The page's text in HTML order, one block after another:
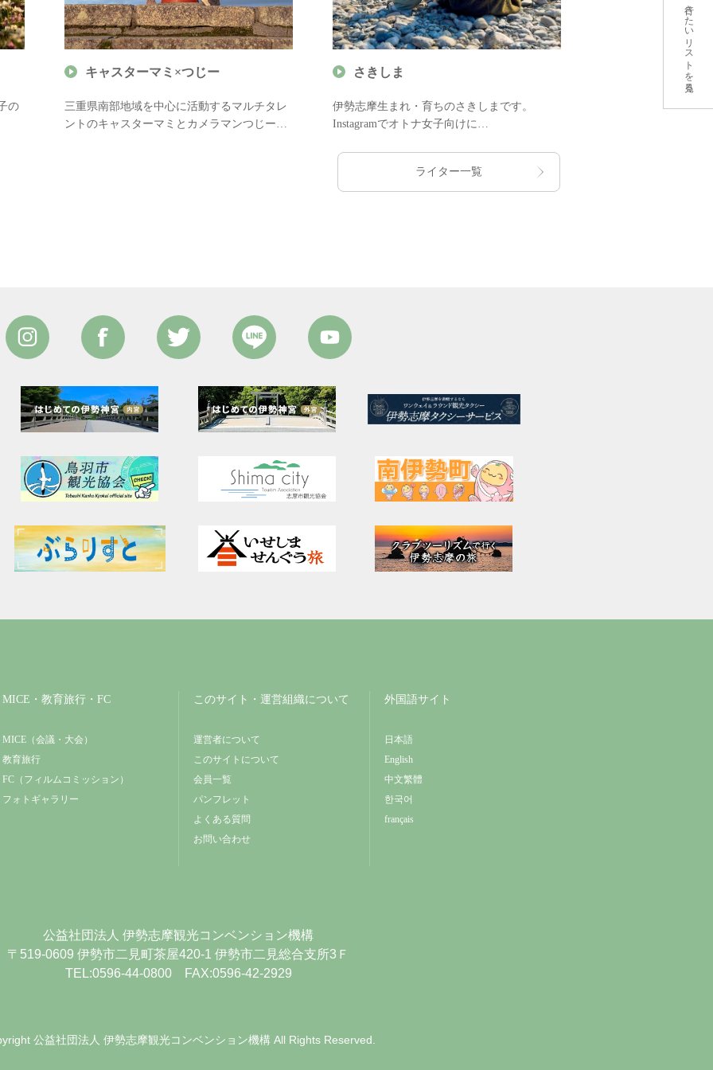
行きたいリストを見る
の
キャスターマミ×つじー
三重県南部地域を中心に活動するマルチタレ
ントのキャスターマミとカメラマンつじーが
さきしま
伊勢志摩生まれ・育ちのさきしまです。
Instagramでオトナ女子向けに
伊勢志摩の“楽しい”をぎゅっと詰めてお届け
地元の方も旅行者も楽しめる投稿をお楽しみ
シンガーソン
三重県出身シンガー
ライター一覧
MICE・教育旅行・FC
MICE（会議・大会）
教育旅行
FC（フィルムコミッション）
フォトギャラリー
このサイト・運営組織について
運営者について
このサイトについて
会員一覧
パンフレット
よくある質問
お問い合わせ
外国語サイト
日本語
English
中文繁體
한국어
français
公益社団法人 伊勢志摩観光コンベンション機構
〒519-0609 伊勢市二見町茶屋420-1 伊勢市二見総合支所3Ｆ
TEL:0596-44-0800 FAX:0596-42-2929
公益社団法人 伊勢志摩観光コンベンション機構All Rights Reserved.